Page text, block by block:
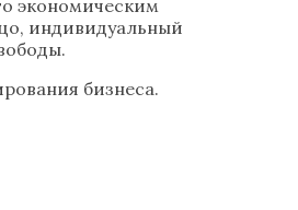
экономическим
индивидуальный
бизнеса.